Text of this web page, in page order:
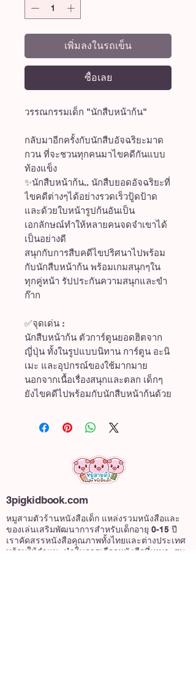
เพิ่มลงในรถเข็น
ซื้อเลย
วรรณกรรมเด็ก "นักสืบหน้าก้น"
กลับมาอีกครั้งกับนักสืบอัจฉริยะมาด
กวน ที่จะชวนทุกคนมาไขคดีกันแบบ
ท้องแข็ง
✨นักสืบหน้าก้น.. นักสืบยอดอัจฉริยะที่
ไขคดีต่างๆได้อย่างรวดเร็วปู้ดป้าด
และด้วยใบหน้ารูปก้นอันเป็น
เอกลักษณ์ทำให้หลายคนจดจำเขาได้
เป็นอย่างดี
สนุกกับการสืบคดีไขปริศนาไปพร้อม
กับนักสืบหน้าก้น พร้อมเกมสนุกๆใน
ทุกคู่หน้า รัปประกันความสนุกและขำ
ก๊าก
✅จุดเด่น :
นักสืบหน้าก้น ตัวการ์ตูนยอดฮิตจาก
ญี่ปุ่น ทั้งในรูปแบบนิทาน การ์ตูน อะนิ
เมะ และอุปกรณ์ของใช้มากมาย
นอกจากเนื้อเรื่องสนุกและตลก เด็กๆ
ยังไขคดีไปพร้อมกับนักสืบหน้าก้นด้วย
3pigkidbook.com
หมูสามตัวร้านหนังสือเด็ก แหล่งรวมหนังสือและ
ของเล่นเสริมพัฒนาการสำหรับเด็กอายุ 0-15 ปี
เราคัดสรรหนังสือคุณภาพทั้งไทยและต่างประเทศ
พร้อมให้คำแนะนำในการเลือกหนังสือที่เหมาะสม